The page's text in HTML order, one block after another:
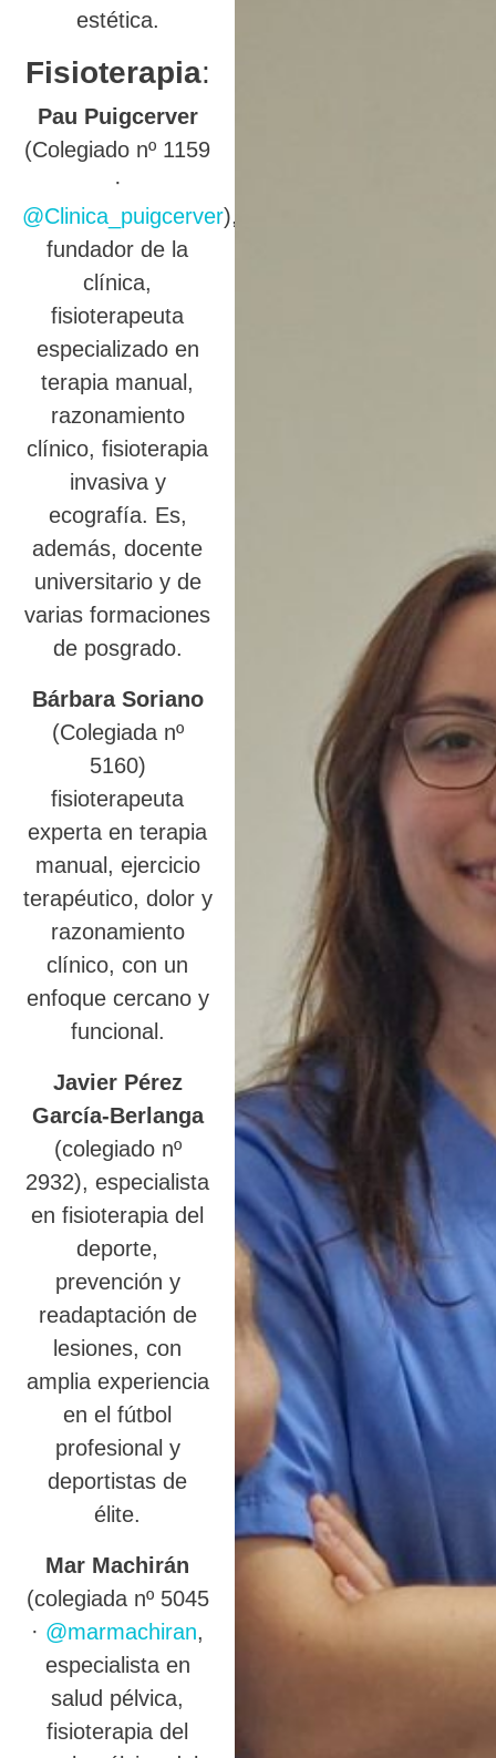
estética.
Fisioterapia:
Pau Puigcerver
(Colegiado nº 1159
·
@Clinica_puigcerver),
fundador de la
clínica,
fisioterapeuta
especializado en
terapia manual,
razonamiento
clínico, fisioterapia
invasiva y
ecografía. Es,
además, docente
universitario y de
varias formaciones
de posgrado.
Bárbara Soriano
(Colegiada nº
5160)
fisioterapeuta
experta en terapia
manual, ejercicio
terapéutico, dolor y
razonamiento
clínico, con un
enfoque cercano y
funcional.
Javier Pérez
García-Berlanga
(colegiado nº
2932), especialista
en fisioterapia del
deporte,
prevención y
readaptación de
lesiones, con
amplia experiencia
en el fútbol
profesional y
deportistas de
élite.
Mar Machirán
(colegiada nº 5045
· @marmachiran,
especialista en
salud pélvica,
fisioterapia del